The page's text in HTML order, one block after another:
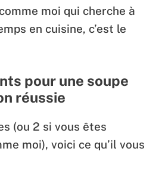
moi qui cherche à
en cuisine, c’est le
pour une soupe
réussie
(ou 2 si vous êtes
moi), voici ce qu’il vous